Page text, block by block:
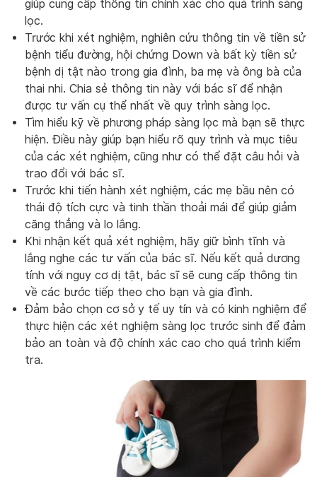
giúp cung cấp thông tin chính xác cho quá trình sàng
lọc.
Trước khi xét nghiệm, nghiên cứu thông tin về tiền sử
bệnh tiểu đường, hội chứng Down và bất kỳ tiền sử
bệnh dị tật nào trong gia đình, ba mẹ và ông bà của
thai nhi. Chia sẻ thông tin này với bác sĩ để nhận
được tư vấn cụ thể nhất về quy trình sàng lọc.
Tìm hiểu kỹ về phương pháp sàng lọc mà bạn sẽ thực
hiện. Điều này giúp bạn hiểu rõ quy trình và mục tiêu
của các xét nghiệm, cũng như có thể đặt câu hỏi và
trao đổi với bác sĩ.
Trước khi tiến hành xét nghiệm, các mẹ bầu nên có
thái độ tích cực và tinh thần thoải mái để giúp giảm
căng thẳng và lo lắng.
Khi nhận kết quả xét nghiệm, hãy giữ bình tĩnh và
lắng nghe các tư vấn của bác sĩ. Nếu kết quả dương
tính với nguy cơ dị tật, bác sĩ sẽ cung cấp thông tin
về các bước tiếp theo cho bạn và gia đình.
Đảm bảo chọn cơ sở y tế uy tín và có kinh nghiệm để
thực hiện các xét nghiệm sàng lọc trước sinh để đảm
bảo an toàn và độ chính xác cao cho quá trình kiểm
tra.